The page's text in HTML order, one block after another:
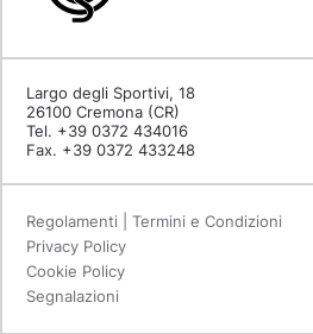
Largo degli Sportivi, 18
26100 Cremona (CR)
Tel. +39 0372 434016
Fax. +39 0372 433248
Regolamenti | Termini e Condizioni
Privacy Policy
Cookie Policy
Segnalazioni